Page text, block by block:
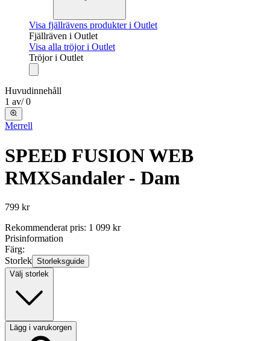
Visa fjällrävens produkter i Outlet
Fjällräven i Outlet
Visa alla tröjor i Outlet
Tröjor i Outlet
Huvudinnehåll
1 av/ 0
Merrell
SPEED FUSION WEB
RMXSandaler - Dam
799 kr
Rekommenderat pris: 1 099 kr
Prisinformation
Färg:
Storlek Storleksguide
Välj storlek
Lägg i varukorgen